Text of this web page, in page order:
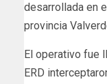
desarrollada en
provincia
El operativo fue
ERD